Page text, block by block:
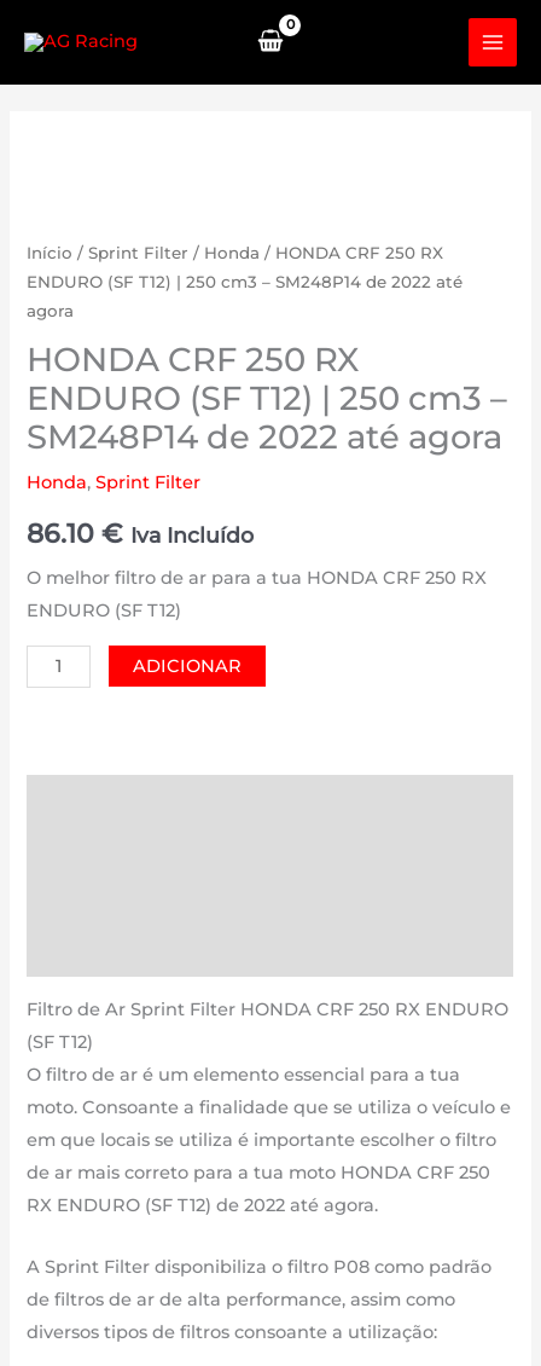
content
Início /Sprint Filter / Honda / HONDA CRF 250 RX
ENDURO (SF T12) | 250 cm3 – SM248P14 de 2022 até
agora
HONDA CRF 250 RX
ENDURO (SF T12) | 250 cm3 –
SM248P14 de 2022 até agora
Honda,Sprint Filter
86.10€ Iva Incluído
O melhor filtro de ar para a tua HONDA CRF 250 RX
ENDURO (SF T12)
Quantidade
de
cm3
-
SM248P14
de
2022
até
agora
ADICIONAR
Filtro de Ar Sprint Filter HONDA CRF 250 RX ENDURO
(SF T12)
O filtro de ar é um elemento essencial para a tua
moto. Consoante a finalidade que se utiliza o veículo e
em que locais se utiliza é importante escolher o filtro
de ar mais correto para a tua moto HONDA CRF 250
RX ENDURO (SF T12) de 2022 até agora.
A Sprint Filter disponibiliza o filtro P08 como padrão
de filtros de ar de alta performance, assim como
diversos tipos de filtros consoante a utilização: